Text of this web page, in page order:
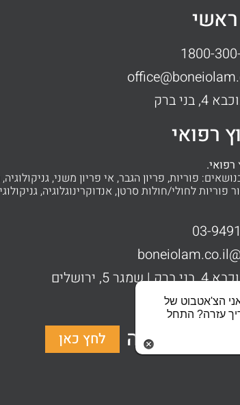
1800-
בני ברק
רפואי
פוריות, פריון הגבר, אי פריון משני,
פוריות לחולי/חולות סרטן, אנדוקרינוגלוגיה,
03-
| שמגר 5, ירושלים
ברחבי העולם
בתרומה לחץ כאן
הצ'אטבוט של
עזרה? התחל